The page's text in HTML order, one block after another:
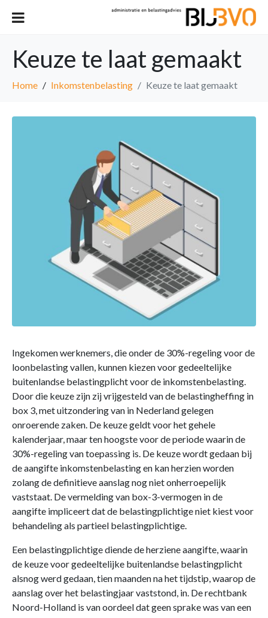
Keuze te laat gemaakt
Home Inkomstenbelasting Keuze te laat gemaakt
Ingekomen werknemers, die onder de 30%-regeling voor de
loonbelasting vallen, kunnen kiezen voor gedeeltelijke
buitenlandse belastingplicht voor de inkomstenbelasting.
Door die keuze zijn zij vrijgesteld van de belastingheffing in
box 3, met uitzondering van in Nederland gelegen
onroerende zaken. De keuze geldt voor het gehele
kalenderjaar, maar ten hoogste voor de periode waarin de
30%-regeling van toepassing is. De keuze wordt gedaan bij
de aangifte inkomstenbelasting en kan herzien worden
zolang de definitieve aanslag nog niet onherroepelijk
vaststaat. De vermelding van box-3-vermogen in de
aangifte impliceert dat de belastingplichtige niet kiest voor
behandeling als partieel belastingplichtige.
Een belastingplichtige diende de herziene aangifte, waarin
de keuze voor gedeeltelijke buitenlandse belastingplicht
alsnog werd gedaan, tien maanden na het tijdstip, waarop de
aanslag over het belastingjaar vaststond, in. De rechtbank
Noord-Holland is van oordeel dat geen sprake was van een